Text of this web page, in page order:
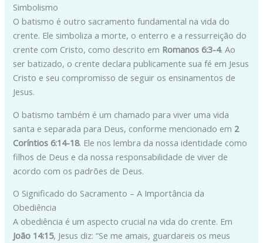
Simbolismo
O batismo é outro sacramento fundamental na vida do
crente. Ele simboliza a morte, o enterro e a ressurreição do
crente com Cristo, como descrito em Romanos 6:3-4. Ao
ser batizado, o crente declara publicamente sua fé em Jesus
Cristo e seu compromisso de seguir os ensinamentos de
Jesus.
O batismo também é um chamado para viver uma vida
santa e separada para Deus, conforme mencionado em 2
Coríntios 6:14-18. Ele nos lembra da nossa identidade como
filhos de Deus e da nossa responsabilidade de viver de
acordo com os padrões de Deus.
O Significado do Sacramento – A Importância da
Obediência
A obediência é um aspecto crucial na vida do crente. Em
João 14:15, Jesus diz: “Se me amais, guardareis os meus